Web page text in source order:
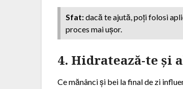
Sfat:dacă te ajută, poți folosi
proces mai ușor.
4. Hidratează-te și
Ce mănânci și bei la final de zi